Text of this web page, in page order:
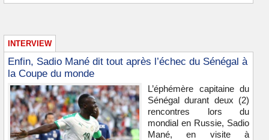
INTERVIEW
Enfin, Sadio Mané dit tout après l’échec du Sénégal à
la Coupe du monde
L’éphémère capitaine du
Sénégal durant deux (2)
rencontres lors du
mondial en Russie, Sadio
Mané, en visite à